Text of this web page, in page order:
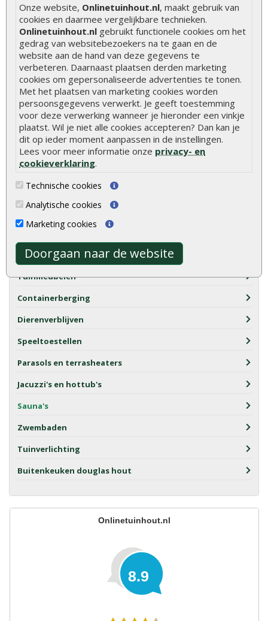
Onze website, Onlinetuinhout.nl, maakt gebruik van
cookies en daarmee vergelijkbare technieken.
Onlinetuinhout.nl gebruikt functionele cookies om het
gedrag van websitebezoekers na te gaan en de
website aan de hand van deze gegevens te
verbeteren. Daarnaast plaatsen derden marketing
cookies om gepersonaliseerde advertenties te tonen.
Met het plaatsen van marketing cookies worden
persoonsgegevens verwerkt. Je geeft toestemming
voor deze verwerking wanneer je hieronder een vinkje
plaatst. Wil je niet alle cookies accepteren? Dan kan je
dit op ieder moment aanpassen in de instellingen.
Lees voor meer informatie onze privacy- en
cookieverklaring.
Technische cookies
Analytische cookies
Marketing cookies
Doorgaan naar de website
Categorieën
Tuinkasten en bergingen
Douglas overkapping
Overkapping tuin
Glazen schuifwanden
Tuinmeubelen
Containerberging
Dierenverblijven
Speeltoestellen
Parasols en terrasheaters
Jacuzzi's en hottub's
Sauna's
Zwembaden
Tuinverlichting
Buitenkeuken douglas hout
Onlinetuinhout.nl
8.9
0320 - 258 604
info@onlinetuinhout.nl